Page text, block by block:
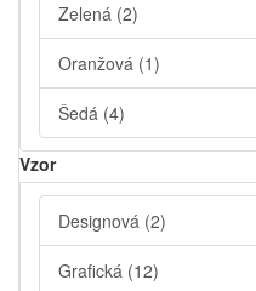
Zelená (2)
Oranžová (1)
Šedá (4)
Vzor
Designová (2)
Grafická (12)